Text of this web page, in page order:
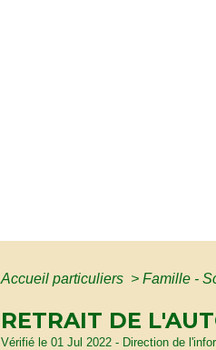
Accueil particuliers > Famille -
RETRAIT DE
Vérifié le 01 Jul 2022 - Direction de